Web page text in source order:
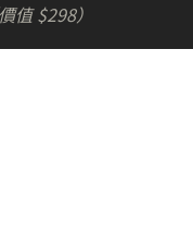
值 $298）